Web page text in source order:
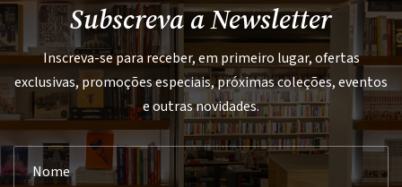
Subscreva a Newsletter
Inscreva-se para receber, em primeiro lugar, ofertas
exclusivas, promoções especiais, próximas coleções, eventos
e outras novidades.